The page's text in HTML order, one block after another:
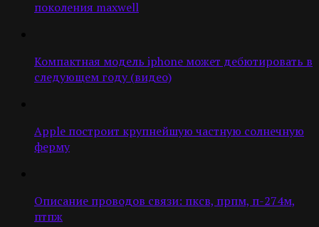
поколения maxwell
Компактная модель iphone может дебютировать в
следующем году (видео)
Apple построит крупнейшую частную солнечную
ферму
Описание проводов связи: пксв, прпм, п-274м,
птпж